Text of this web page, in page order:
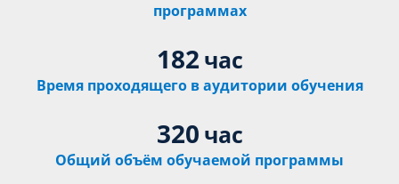
программах
182 час
Время проходящего в аудитории обучения
320 час
Общий объём обучаемой программы